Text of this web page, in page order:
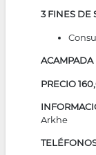
3 FINES DE
ACAMPADA
PRECIO
Arkhe